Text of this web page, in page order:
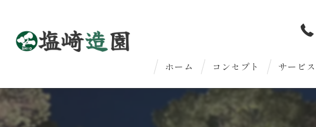
ホーム コンセプト
はじめてのお客様へ
サービス